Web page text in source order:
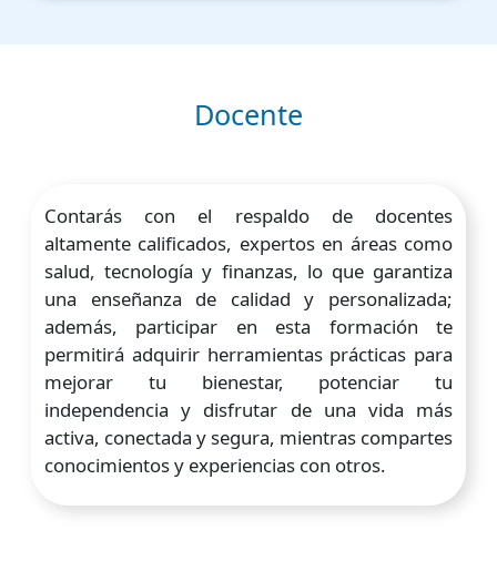
Docente
Contarás con el respaldo de docentes
altamente calificados, expertos en áreas como
salud, tecnología y finanzas, lo que garantiza
una enseñanza de calidad y personalizada;
además, participar en esta formación te
permitirá adquirir herramientas prácticas para
mejorar tu bienestar, potenciar tu
independencia y disfrutar de una vida más
activa, conectada y segura, mientras compartes
conocimientos y experiencias con otros.